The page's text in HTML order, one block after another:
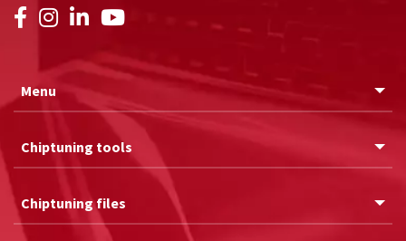
Menu
Chiptuning tools
Chiptuning files